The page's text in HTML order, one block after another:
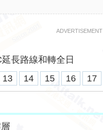
ADVERTISEMENT
長路線和轉全日
13 14 15 16 17